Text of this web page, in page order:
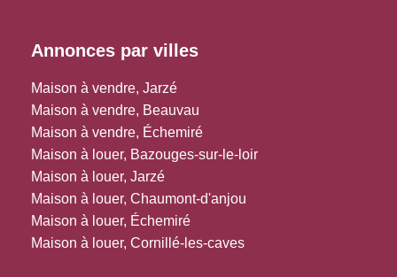
Annonces par villes
Maison à vendre, Jarzé
Maison à vendre, Beauvau
Maison à vendre, Échemiré
Maison à louer, Bazouges-sur-le-loir
Maison à louer, Jarzé
Maison à louer, Chaumont-d'anjou
Maison à louer, Échemiré
Maison à louer, Cornillé-les-caves